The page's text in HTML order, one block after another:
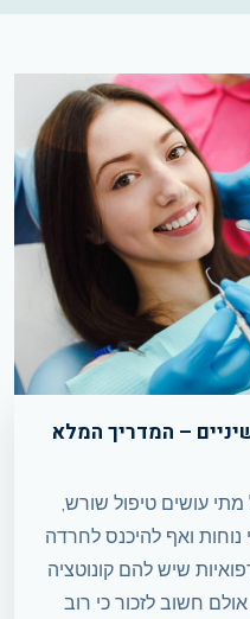
– המדריך המלא
עושים טיפול שורש,
ואף להיכנס לחרדה
שיש להם קונוטציה
חשוב לזכור כי רוב